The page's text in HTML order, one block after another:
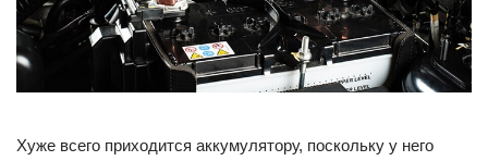
Хуже всего приходится аккумулятору, поскольку у него